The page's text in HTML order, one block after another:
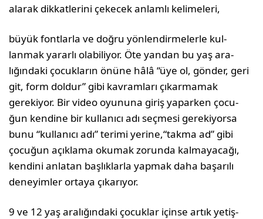
alarak dikkatlerini çekecek anlamlı kelimeleri,
büyük fontlarla ve doğru yönlendirmelerle kul­
lanmak yararlı olabiliyor. Öte yandan bu yaş ara­
lığındaki çocukların önüne hâlâ “üye ol, gönder, geri
git, form doldur” gibi kavramları çıkarmamak
gerekiyor. Bir video oyununa giriş yaparken çocu­
ğun kendine bir kullanıcı adı seçmesi gerekiyorsa
bunu “kullanıcı adı” terimi yerine,“takma ad” gibi
çocuğun açıklama okumak zorunda kalmayacağı,
kendini anlatan başlıklarla yapmak daha başarılı
deneyimler ortaya çıkarıyor.
9 ve 12 yaş aralığındaki çocuklar içinse artık yetiş­